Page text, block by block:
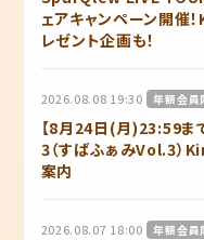
ェアキャンペーン開
レゼント企画も！
2026.08.08 19:30 年額会員
【8月24日(月)23:59
3（すぱふぁみVol.3
案内
2026.08.07 18:00 年額会員